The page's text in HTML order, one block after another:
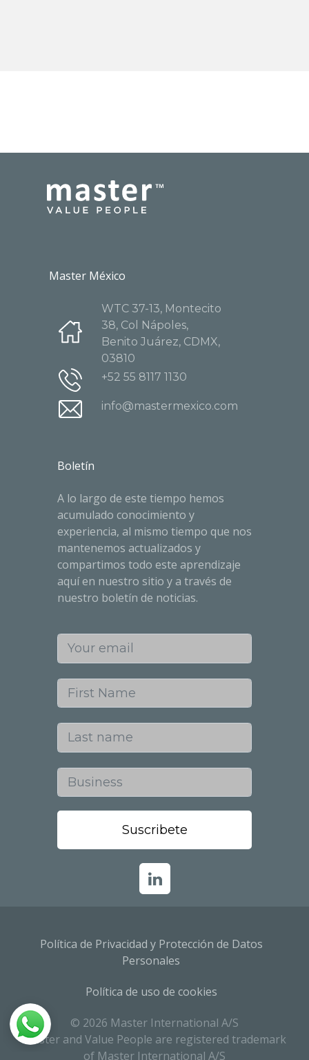
Master México
WTC 37-13, Montecito
38, Col Nápoles,
Benito Juárez, CDMX,
03810
+52 55 8117 1130
info@mastermexico.com
Boletín
A lo largo de este tiempo hemos
acumulado conocimiento y
experiencia, al mismo tiempo que nos
mantenemos actualizados y
compartimos todo este aprendizaje
aquí en nuestro sitio y a través de
nuestro boletín de noticias.
Política de Privacidad y Protección de Datos
Personales
Política de uso de cookies
© 2026 Master International A/S
Master and Value People are registered trademark
of Master International A/S